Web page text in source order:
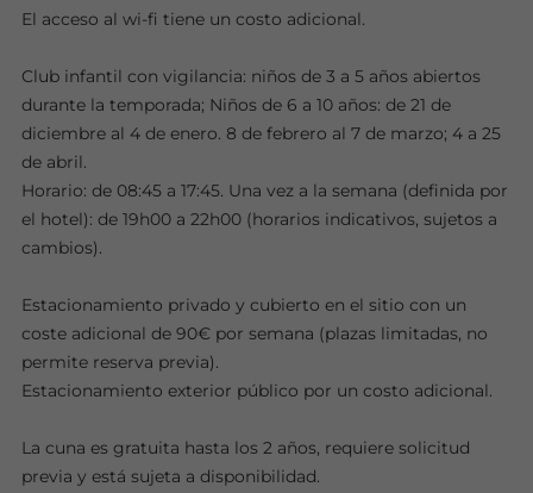
El acceso al wi-fi tiene un costo adicional.
Club infantil con vigilancia: niños de 3 a 5 años abiertos
durante la temporada; Niños de 6 a 10 años: de 21 de
diciembre al 4 de enero. 8 de febrero al 7 de marzo; 4 a 25
de abril.
Horario: de 08:45 a 17:45. Una vez a la semana (definida por
el hotel): de 19h00 a 22h00 (horarios indicativos, sujetos a
cambios).
Estacionamiento privado y cubierto en el sitio con un
coste adicional de 90€ por semana (plazas limitadas, no
permite reserva previa).
Estacionamiento exterior público por un costo adicional.
La cuna es gratuita hasta los 2 años, requiere solicitud
previa y está sujeta a disponibilidad.